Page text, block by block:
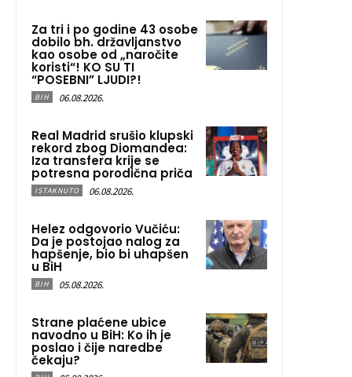
Za tri i po godine 43 osobe
dobilo bh. državljanstvo
kao osobe od „naročite
koristi“! KO SU TI
“POSEBNI” LJUDI?!
BIH 06.08.2026.
Real Madrid srušio klupski
rekord zbog Diomandea:
Iza transfera krije se
potresna porodična priča
ISTAKNUTO 06.08.2026.
Helez odgovorio Vučiću:
Da je postojao nalog za
hapšenje, bio bi uhapšen
u BiH
BIH 05.08.2026.
Strane plaćene ubice
navodno u BiH: Ko ih je
poslao i čije naredbe
čekaju?